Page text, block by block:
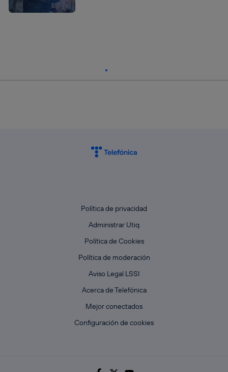
Política de privacidad
Administrar Utiq
Política de Cookies
Política de moderación
Aviso Legal LSSI
Acerca de Telefónica
Mejor conectados
Configuración de cookies